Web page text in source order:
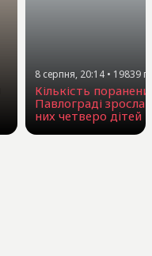
8 серпня, 20:14 • 19839
Кількість
Павлограді зросла
них четверо дітей